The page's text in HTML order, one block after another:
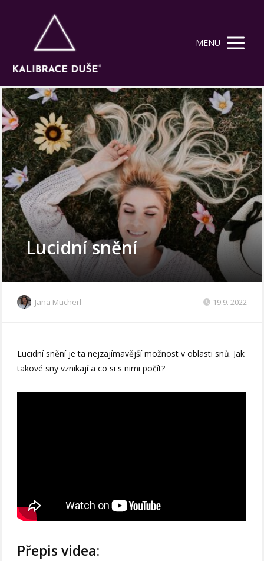
MENU
Lucidní snění
Jana Mucherl 19.9. 2022
Lucidní snění je ta nejzajímavější možnost v oblasti snů. Jak
takové sny vznikají a co si s nimi počít?
Přepis videa: